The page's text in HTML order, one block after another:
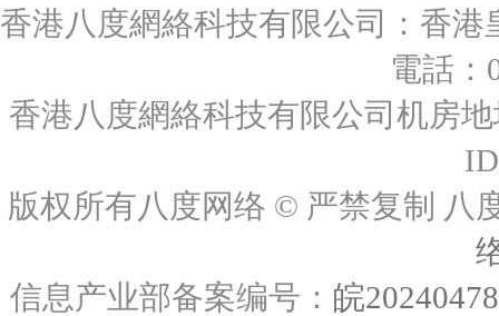
香港八度網絡科技有限公司：香
電話：
香港八度網絡科技有限公司机房
版权所有八度网络 © 严禁复制
信息产业部备案编号： 皖